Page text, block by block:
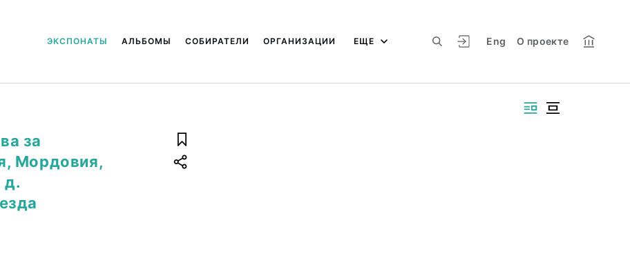
Eng О проекте
ЭКСПОНАТЫ АЛЬБОМЫ СОБИРАТЕЛИ ОРГАНИЗАЦИИ ЕЩЕ
за
Мордовия,
д.